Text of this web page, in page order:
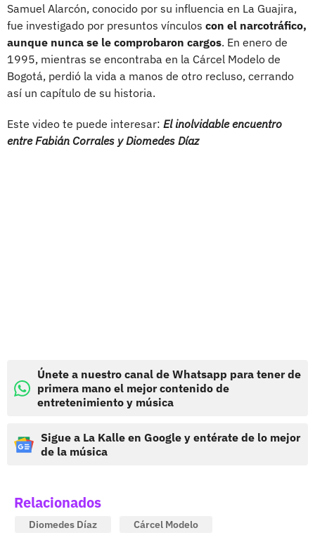
Samuel Alarcón, conocido por su influencia en La Guajira,
fue investigado por presuntos vínculos con el narcotráfico,
aunque nunca se le comprobaron cargos. En enero de
1995, mientras se encontraba en la Cárcel Modelo de
Bogotá, perdió la vida a manos de otro recluso, cerrando
así un capítulo de su historia.
Este video te puede interesar: El inolvidable encuentro
entre Fabián Corrales y Diomedes Díaz
Únete a nuestro canal de Whatsapp para tener de
primera mano el mejor contenido de
entretenimiento y música
Sigue a La Kalle en Google y entérate de lo mejor
de la música
Relacionados
Diomedes Díaz Cárcel Modelo